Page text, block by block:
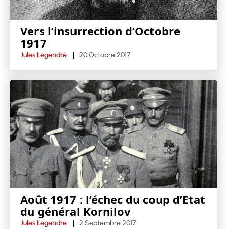
Vers l’insurrection d’Octobre
1917
Jules Legendre 20 Octobre 2017
Août 1917 : l’échec du coup d’Etat
du général Kornilov
Jules Legendre 2 Septembre 2017